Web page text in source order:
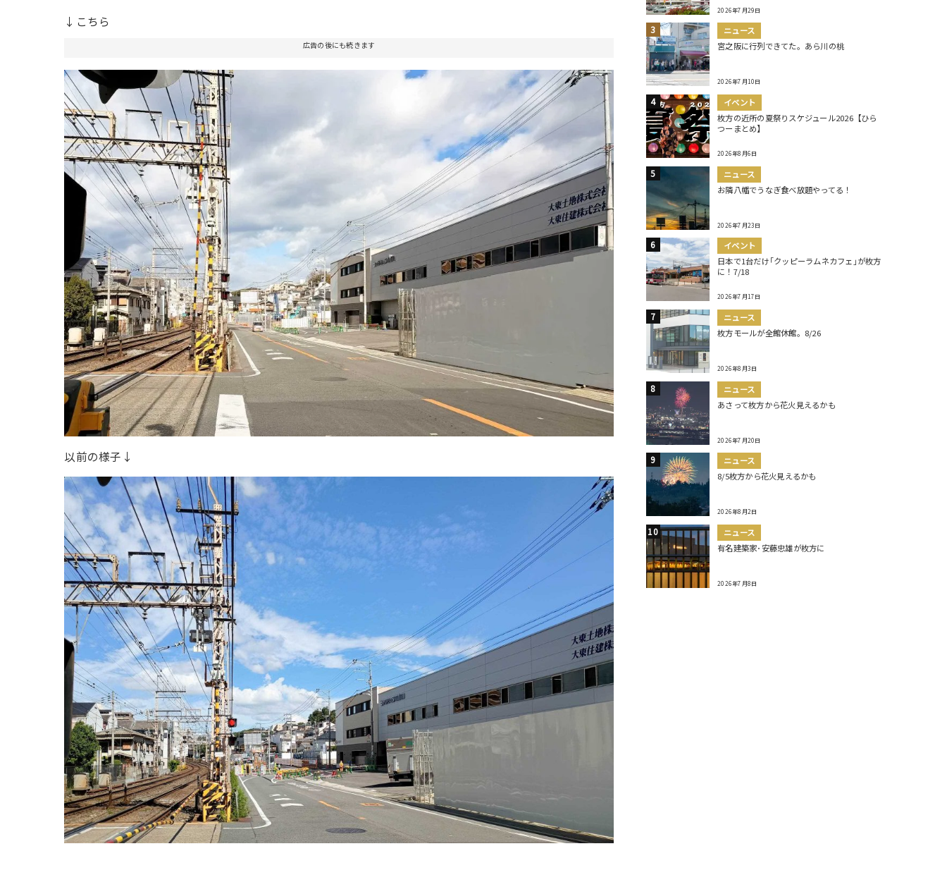
↓こちら
広告の後にも続きます
以前の様子↓
2026年7月29日
ニュース
宮之阪に行列できてた。あら川の桃
2026年7月10日
イベント
枚方の近所の夏祭りスケジュール2026【ひら
つーまとめ】
2026年8月6日
ニュース
お隣八幡でうなぎ食べ放題やってる！
2026年7月23日
イベント
日本で1台だけ｢クッピーラムネカフェ｣が枚方
に！7/18
2026年7月17日
ニュース
枚方モールが全館休館。8/26
2026年8月3日
ニュース
あさって枚方から花火見えるかも
2026年7月20日
ニュース
8/5枚方から花火見えるかも
2026年8月2日
ニュース
有名建築家･安藤忠雄が枚方に
2026年7月8日